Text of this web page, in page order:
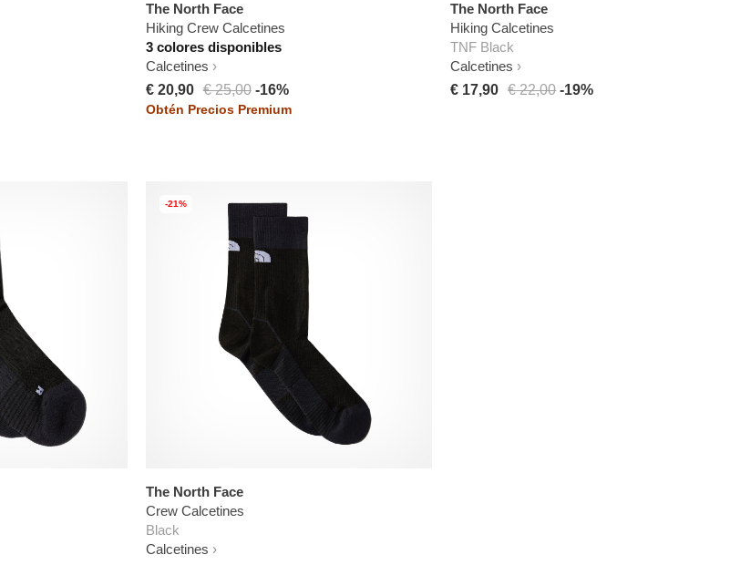
The North Face
Hiking Crew Calcetines
3 colores disponibles
Calcetines
€ 20,90 € 25,00 -16%
Obtén Precios Premium
The North Face
Hiking Calcetines
TNF Black
Calcetines
€ 17,90
€ 22,00 -19%
-21%
The North Face
Crew Calcetines
Black
Calcetines